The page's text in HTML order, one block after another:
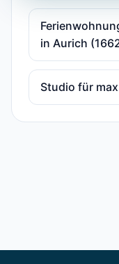
in Aurich
Studio für